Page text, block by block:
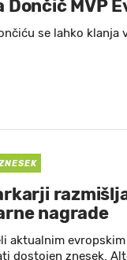
Dončič MVP
se lahko klanja
nagrade
aktualnim
dostojen znesek.